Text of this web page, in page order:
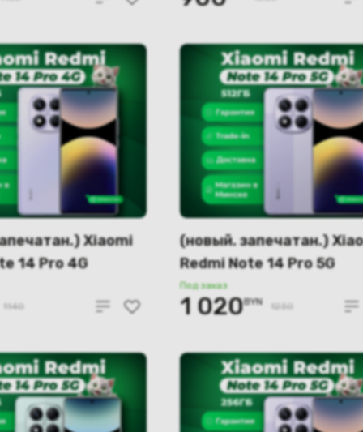
Xiaomi
14 Pro 4G
(фиолетовый)
1140
(новый. запечатан.)
Redmi Note 14 Pro 5G
12GB/512GB
Под заказ
1 020BYN 1230